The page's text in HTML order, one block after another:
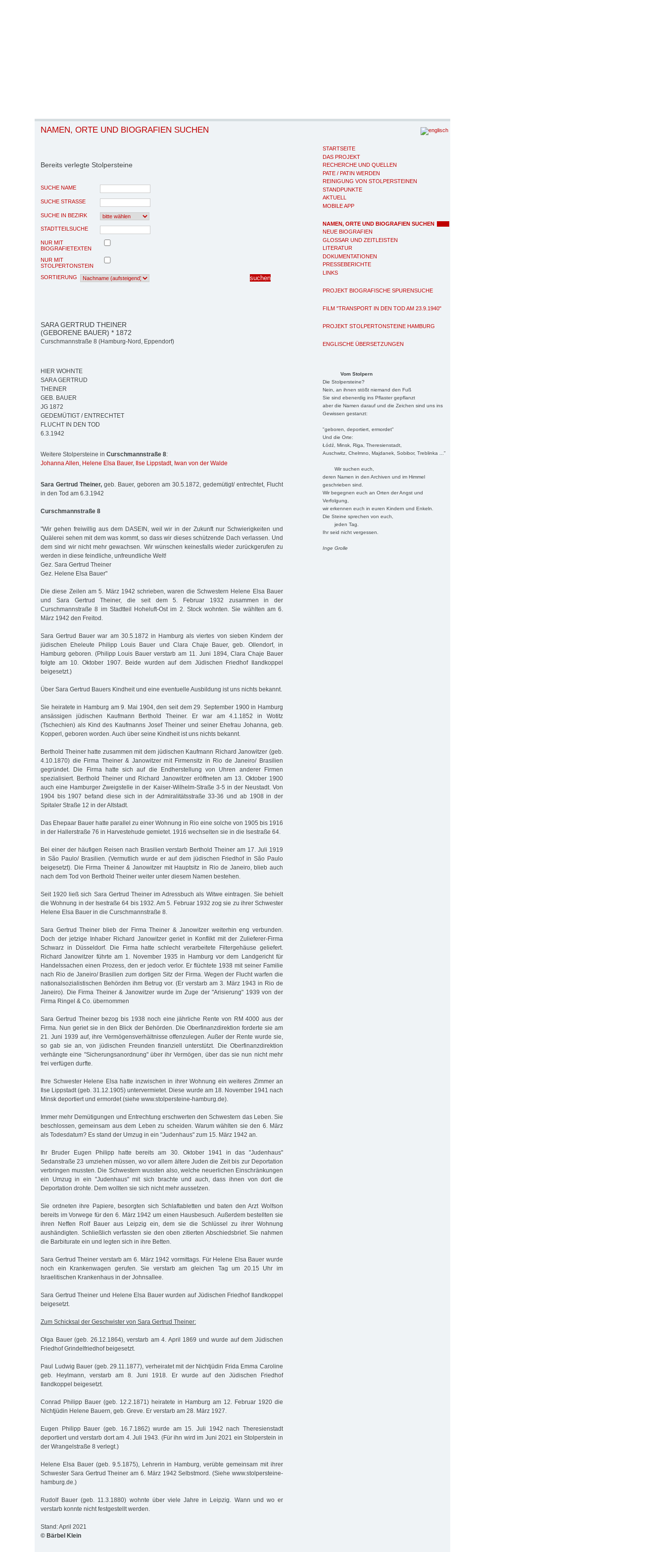
STARTSEITE
DAS PROJEKT
RECHERCHE UND QUELLEN
PATE / PATIN WERDEN
REINIGUNG VON STOLPERSTEINEN
STANDPUNKTE
AKTUELL
MOBILE APP
NAMEN, ORTE UND BIOGRAFIEN SUCHEN
NEUE BIOGRAFIEN
GLOSSAR UND ZEITLEISTEN
LITERATUR
DOKUMENTATIONEN
PRESSEBERICHTE
LINKS
PROJEKT BIOGRAFISCHE SPURENSUCHE
FILM "TRANSPORT IN DEN TOD AM 23.9.1940"
PROJEKT STOLPERTONSTEINE HAMBURG
ENGLISCHE ÜBERSETZUNGEN
Vom Stolpern
Die Stolpersteine?
Nein, an ihnen stößt niemand den Fuß
Sie sind ebenerdig ins Pflaster gepflanzt
aber die Namen darauf und die Zeichen sind uns ins
Gewissen gestanzt:
"geboren, deportiert, ermordet"
Und die Orte:
Łódź, Minsk, Riga, Theresienstadt,
Auschwitz, Chelmno, Majdanek, Sobibor, Treblinka ..."
Wir suchen euch,
deren Namen in den Archiven und im Himmel
geschrieben sind.
Wir begegnen euch an Orten der Angst und
Verfolgung,
wir erkennen euch in euren Kindern und Enkeln.
Die Steine sprechen von euch,
jeden Tag.
Ihr seid nicht vergessen.
Inge Grolle
NAMEN, ORTE UND BIOGRAFIEN SUCHEN
Bereits verlegte Stolpersteine
SUCHE NAME
SUCHE STRASSE
SUCHE IN BEZIRK
STADTTEILSUCHE
NUR MIT
BIOGRAFIETEXTEN
NUR MIT
STOLPERTONSTEIN
SORTIERUNG
SARA GERTRUD THEINER
(GEBORENE BAUER) * 1872
Curschmannstraße 8 (Hamburg-Nord, Eppendorf)
HIER WOHNTE
SARA GERTRUD
THEINER
GEB. BAUER
JG 1872
GEDEMÜTIGT / ENTRECHTET
FLUCHT IN DEN TOD
6.3.1942
Weitere Stolpersteine in Curschmannstraße 8:
Johanna Allen, Helene Elsa Bauer, Ilse Lippstadt, Iwan von der Walde
Sara Gertrud Theiner, geb. Bauer, geboren am 30.5.1872, gedemütigt/ entrechtet, Flucht
in den Tod am 6.3.1942
Curschmannstraße 8
"Wir gehen freiwillig aus dem DASEIN, weil wir in der Zukunft nur Schwierigkeiten und
Quälerei sehen mit dem was kommt, so dass wir dieses schützende Dach verlassen. Und
dem sind wir nicht mehr gewachsen. Wir wünschen keinesfalls wieder zurückgerufen zu
werden in diese feindliche, unfreundliche Welt!
Gez. Sara Gertrud Theiner
Gez. Helene Elsa Bauer"
Die diese Zeilen am 5. März 1942 schrieben, waren die Schwestern Helene Elsa Bauer
und Sara Gertrud Theiner, die seit dem 5. Februar 1932 zusammen in der
Curschmannstraße 8 im Stadtteil Hoheluft-Ost im 2. Stock wohnten. Sie wählten am 6.
März 1942 den Freitod.
Sara Gertrud Bauer war am 30.5.1872 in Hamburg als viertes von sieben Kindern der
jüdischen Eheleute Philipp Louis Bauer und Clara Chaje Bauer, geb. Ollendorf, in
Hamburg geboren. (Philipp Louis Bauer verstarb am 11. Juni 1894, Clara Chaje Bauer
folgte am 10. Oktober 1907. Beide wurden auf dem Jüdischen Friedhof Ilandkoppel
beigesetzt.)
Über Sara Gertrud Bauers Kindheit und eine eventuelle Ausbildung ist uns nichts bekannt.
Sie heiratete in Hamburg am 9. Mai 1904, den seit dem 29. September 1900 in Hamburg
ansässigen jüdischen Kaufmann Berthold Theiner. Er war am 4.1.1852 in Wotitz
(Tschechien) als Kind des Kaufmanns Josef Theiner und seiner Ehefrau Johanna, geb.
Kopperl, geboren worden. Auch über seine Kindheit ist uns nichts bekannt.
Berthold Theiner hatte zusammen mit dem jüdischen Kaufmann Richard Janowitzer (geb.
4.10.1870) die Firma Theiner & Janowitzer mit Firmensitz in Rio de Janeiro/ Brasilien
gegründet. Die Firma hatte sich auf die Endherstellung von Uhren anderer Firmen
spezialisiert. Berthold Theiner und Richard Janowitzer eröffneten am 13. Oktober 1900
auch eine Hamburger Zweigstelle in der Kaiser-Wilhelm-Straße 3-5 in der Neustadt. Von
1904 bis 1907 befand diese sich in der Admiralitätsstraße 33-36 und ab 1908 in der
Spitaler Straße 12 in der Altstadt.
Das Ehepaar Bauer hatte parallel zu einer Wohnung in Rio eine solche von 1905 bis 1916
in der Hallerstraße 76 in Harvestehude gemietet. 1916 wechselten sie in die Isestraße 64.
Bei einer der häufigen Reisen nach Brasilien verstarb Berthold Theiner am 17. Juli 1919
in São Paulo/ Brasilien. (Vermutlich wurde er auf dem jüdischen Friedhof in São Paulo
beigesetzt). Die Firma Theiner & Janowitzer mit Hauptsitz in Rio de Janeiro, blieb auch
nach dem Tod von Berthold Theiner weiter unter diesem Namen bestehen.
Seit 1920 ließ sich Sara Gertrud Theiner im Adressbuch als Witwe eintragen. Sie behielt
die Wohnung in der Isestraße 64 bis 1932. Am 5. Februar 1932 zog sie zu ihrer Schwester
Helene Elsa Bauer in die Curschmannstraße 8.
Sara Gertrud Theiner blieb der Firma Theiner & Janowitzer weiterhin eng verbunden.
Doch der jetzige Inhaber Richard Janowitzer geriet in Konflikt mit der Zulieferer-Firma
Schwarz in Düsseldorf. Die Firma hatte schlecht verarbeitete Filtergehäuse geliefert.
Richard Janowitzer führte am 1. November 1935 in Hamburg vor dem Landgericht für
Handelssachen einen Prozess, den er jedoch verlor. Er flüchtete 1938 mit seiner Familie
nach Rio de Janeiro/ Brasilien zum dortigen Sitz der Firma. Wegen der Flucht warfen die
nationalsozialistischen Behörden ihm Betrug vor. (Er verstarb am 3. März 1943 in Rio de
Janeiro). Die Firma Theiner & Janowitzer wurde im Zuge der "Arisierung" 1939 von der
Firma Ringel & Co. übernommen
Sara Gertrud Theiner bezog bis 1938 noch eine jährliche Rente von RM 4000 aus der
Firma. Nun geriet sie in den Blick der Behörden. Die Oberfinanzdirektion forderte sie am
21. Juni 1939 auf, ihre Vermögensverhältnisse offenzulegen. Außer der Rente wurde sie,
so gab sie an, von jüdischen Freunden finanziell unterstützt. Die Oberfinanzdirektion
verhängte eine "Sicherungsanordnung" über ihr Vermögen, über das sie nun nicht mehr
frei verfügen durfte.
Ihre Schwester Helene Elsa hatte inzwischen in ihrer Wohnung ein weiteres Zimmer an
Ilse Lippstadt (geb. 31.12.1905) untervermietet. Diese wurde am 18. November 1941 nach
Minsk deportiert und ermordet (siehe www.stolpersteine-hamburg.de).
Immer mehr Demütigungen und Entrechtung erschwerten den Schwestern das Leben. Sie
beschlossen, gemeinsam aus dem Leben zu scheiden. Warum wählten sie den 6. März
als Todesdatum? Es stand der Umzug in ein "Judenhaus" zum 15. März 1942 an.
Ihr Bruder Eugen Philipp hatte bereits am 30. Oktober 1941 in das "Judenhaus"
Sedanstraße 23 umziehen müssen, wo vor allem ältere Juden die Zeit bis zur Deportation
verbringen mussten. Die Schwestern wussten also, welche neuerlichen Einschränkungen
ein Umzug in ein "Judenhaus" mit sich brachte und auch, dass ihnen von dort die
Deportation drohte. Dem wollten sie sich nicht mehr aussetzen.
Sie ordneten ihre Papiere, besorgten sich Schlaftabletten und baten den Arzt Wolfson
bereits im Vorwege für den 6. März 1942 um einen Hausbesuch. Außerdem bestellten sie
ihren Neffen Rolf Bauer aus Leipzig ein, dem sie die Schlüssel zu ihrer Wohnung
aushändigten. Schließlich verfassten sie den oben zitierten Abschiedsbrief. Sie nahmen
die Barbiturate ein und legten sich in ihre Betten.
Sara Gertrud Theiner verstarb am 6. März 1942 vormittags. Für Helene Elsa Bauer wurde
noch ein Krankenwagen gerufen. Sie verstarb am gleichen Tag um 20.15 Uhr im
Israelitischen Krankenhaus in der Johnsallee.
Sara Gertrud Theiner und Helene Elsa Bauer wurden auf Jüdischen Friedhof Ilandkoppel
beigesetzt.
Zum Schicksal der Geschwister von Sara Gertrud Theiner:
Olga Bauer (geb. 26.12.1864), verstarb am 4. April 1869 und wurde auf dem Jüdischen
Friedhof Grindelfriedhof beigesetzt.
Paul Ludwig Bauer (geb. 29.11.1877), verheiratet mit der Nichtjüdin Frida Emma Caroline
geb. Heylmann, verstarb am 8. Juni 1918. Er wurde auf den Jüdischen Friedhof
Ilandkoppel beigesetzt.
Conrad Philipp Bauer (geb. 12.2.1871) heiratete in Hamburg am 12. Februar 1920 die
Nichtjüdin Helene Bauern, geb. Greve. Er verstarb am 28. März 1927.
Eugen Philipp Bauer (geb. 16.7.1862) wurde am 15. Juli 1942 nach Theresienstadt
deportiert und verstarb dort am 4. Juli 1943. (Für ihn wird im Juni 2021 ein Stolperstein in
der Wrangelstraße 8 verlegt.)
Helene Elsa Bauer (geb. 9.5.1875), Lehrerin in Hamburg, verübte gemeinsam mit ihrer
Schwester Sara Gertrud Theiner am 6. März 1942 Selbstmord. (Siehe www.stolpersteine-
hamburg.de.)
Rudolf Bauer (geb. 11.3.1880) wohnte über viele Jahre in Leipzig. Wann und wo er
verstarb konnte nicht festgestellt werden.
Stand: April 2021
© Bärbel Klein